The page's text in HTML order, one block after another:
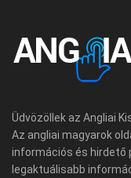
Üdvözöllek az Angliai
Az angliai magyarok
információs és hirdető
legaktuálisabb